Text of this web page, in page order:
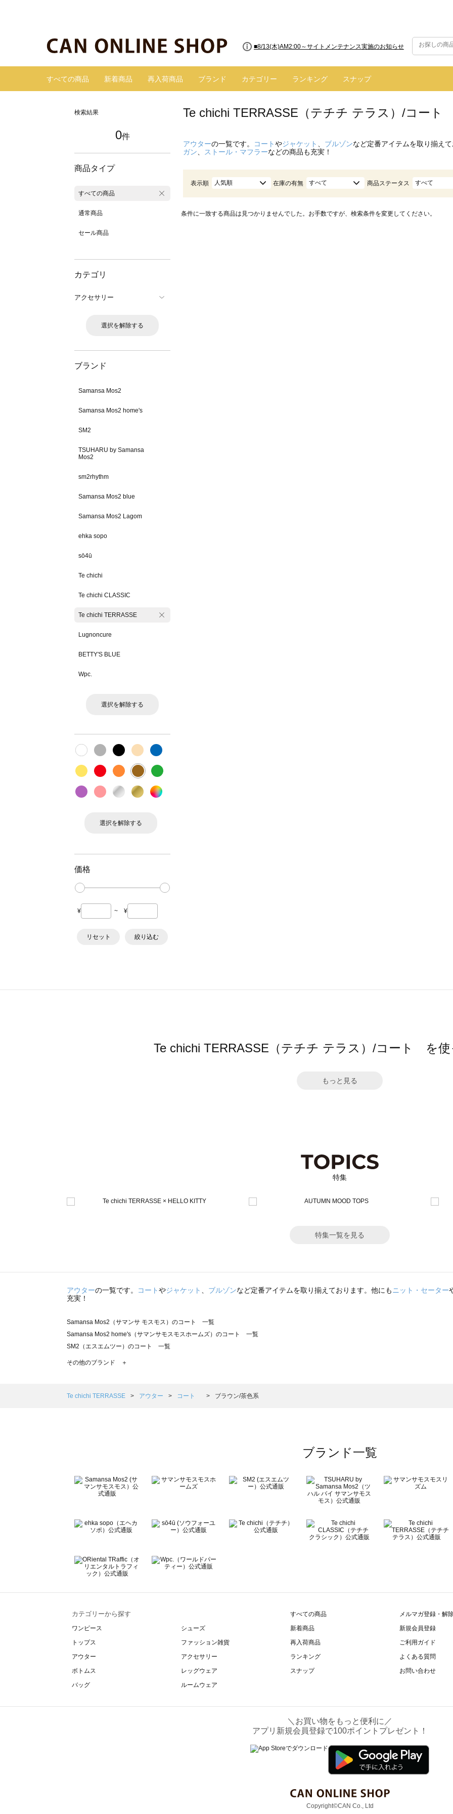
■8/13(木)AM2:00～サイトメンテナンス実施のお知らせ
すべての商品 新着商品 再入荷商品 ブランド カテゴリー ランキング スナップ
検索結果
0件
商品タイプ
すべての商品
通常商品
セール商品
カテゴリ
アクセサリー
選択を解除する
ブランド
Samansa Mos2
Samansa Mos2 home's
SM2
TSUHARU by Samansa
Mos2
sm2rhythm
Samansa Mos2 blue
Samansa Mos2 Lagom
ehka sopo
sō4ū
Te chichi
Te chichi CLASSIC
Te chichi TERRASSE
Lugnoncure
BETTY'S BLUE
Wpc.
選択を解除する
選択を解除する
価格
¥ ~ ¥
リセット 絞り込む
Te chichi TERRASSE（テチチ テラス）/コート
アウターの一覧です。 コートやジャケット ブルゾンなど定番アイテムを取り揃え
ガン
ストール・マフラーなどの商品も充実！
表示順 人気順 在庫の有無 すべて 商品ステータス すべて
条件に一致する商品は見つかりませんでした。お手数ですが、検索条件を変更してください。
Te chichi TERRASSE（テチチ テラス）/コート を
もっと見る
特集
特集一覧を見る
アウターの一覧です。 コートやジャケット ブルゾンなど定番アイテムを取り揃えております。他にも ニット・セーター
充実！
Samansa Mos2（サマンサ モスモス）のコート 一覧
Samansa Mos2 home's（サマンサモスモスホームズ）のコート 一覧
SM2（エスエムツー）のコート 一覧
TSUHARU by Samansa Mos2（ツハルバイサマンサモスモス）のコート 一覧
Samansa Mos2 Lagom（サマンサモスモス ラーゴム）のコート 一覧
BETTY'S BLUE（べティーズブルー）のコート 一覧
Wpc.（ワールドパーティー）のコート 一覧
その他のブランド ＋
Te chichi TERRASSE アウター コート ブラウン/茶色系
ブランド一覧
カテゴリーから探す
ワンピース
トップス
アウター
ボトムス
バッグ
シューズ
ファッション雑貨
アクセサリー
レッグウェア
ルームウェア
すべての商品
新着商品
再入荷商品
ランキング
スナップ
メルマガ登録・解
新規会員登録
ご利用ガイド
よくある質問
お問い合わせ
＼お買い物をもっと便利に／
アプリ新規会員登録で100ポイントプレゼント！
Copyright©CAN Co., Ltd